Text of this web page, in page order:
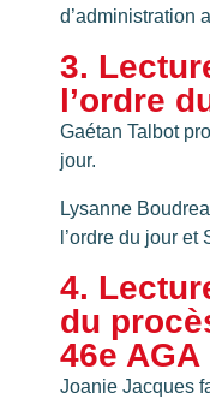
d’administration
3.
l’ordre
Gaétan Talbot
jour.
Lysanne
l’ordre du jour
4.
du
46e AGA
Joanie Jacques